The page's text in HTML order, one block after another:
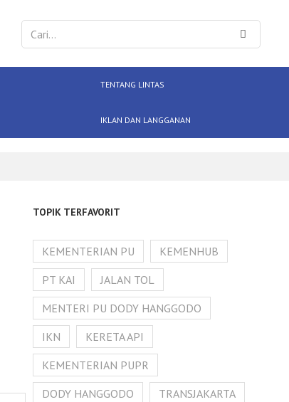
TENTANG LINTAS
IKLAN DAN LANGGANAN
TOPIK TERFAVORIT
KEMENTERIAN PU
KEMENHUB
PT KAI
JALAN TOL
MENTERI PU DODY HANGGODO
IKN
KERETA API
KEMENTERIAN PUPR
DODY HANGGODO
TRANSJAKARTA